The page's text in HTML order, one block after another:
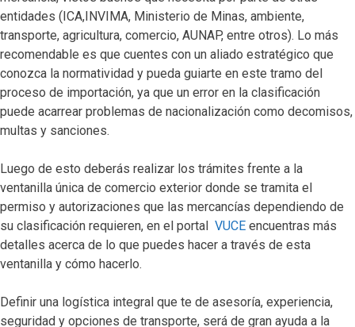
entidades (ICA,INVIMA, Ministerio de Minas, ambiente,
transporte, agricultura, comercio, AUNAP, entre otros). Lo más
recomendable es que cuentes con un aliado estratégico que
conozca la normatividad y pueda guiarte en este tramo del
proceso de importación, ya que un error en la clasificación
puede acarrear problemas de nacionalización como decomisos,
multas y sanciones.
Luego de esto deberás realizar los trámites frente a la
ventanilla única de comercio exterior donde se tramita el
permiso y autorizaciones que las mercancías dependiendo de
su clasificación requieren, en el portal VUCE encuentras más
detalles acerca de lo que puedes hacer a través de esta
ventanilla y cómo hacerlo.
Definir una logística integral que te de asesoría, experiencia,
seguridad y opciones de transporte, será de gran ayuda a la